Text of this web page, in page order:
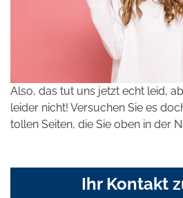
Also, das tut uns jetzt echt leid,
leider nicht! Versuchen Sie es
tollen Seiten, die Sie oben in der
Ihr Kontakt